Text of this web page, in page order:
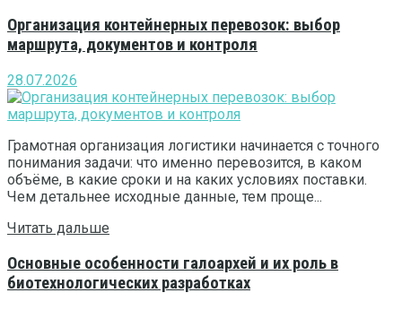
Организация контейнерных перевозок: выбор
маршрута, документов и контроля
28.07.2026
Грамотная организация логистики начинается с точного
понимания задачи: что именно перевозится, в каком
объёме, в какие сроки и на каких условиях поставки.
Чем детальнее исходные данные, тем проще...
Читать дальше
Основные особенности галоархей и их роль в
биотехнологических разработках